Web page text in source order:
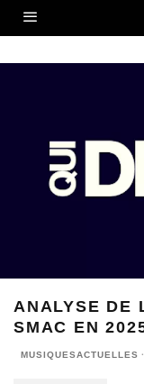
ANALYSE DE
SMAC EN
MUSIQUESACTUELLES ·